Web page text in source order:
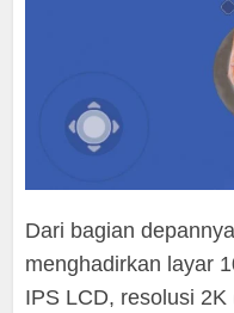
Dari bagian
menghadirkan layar
IPS LCD, resolusi